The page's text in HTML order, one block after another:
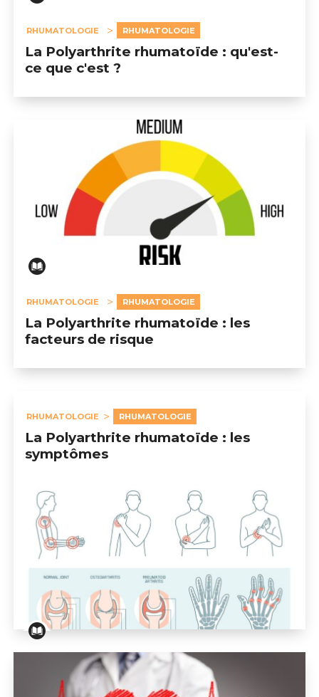
RHUMATOLOGIE RHUMATOLOGIE
La Polyarthrite rhumatoïde : qu'est-
ce que c'est ?
RHUMATOLOGIE RHUMATOLOGIE
La Polyarthrite rhumatoïde : les
facteurs de risque
RHUMATOLOGIE RHUMATOLOGIE
La Polyarthrite rhumatoïde : les
symptômes
La Polyarthrite rhumatoïde : les symptômes